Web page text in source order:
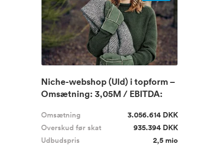
Niche-webshop (Uld) i topform –
Omsætning: 3,05M / EBITDA:
Omsætning
3.056.614 DKK
Overskud før skat
935.394 DKK
Udbudspris
2,5 mio